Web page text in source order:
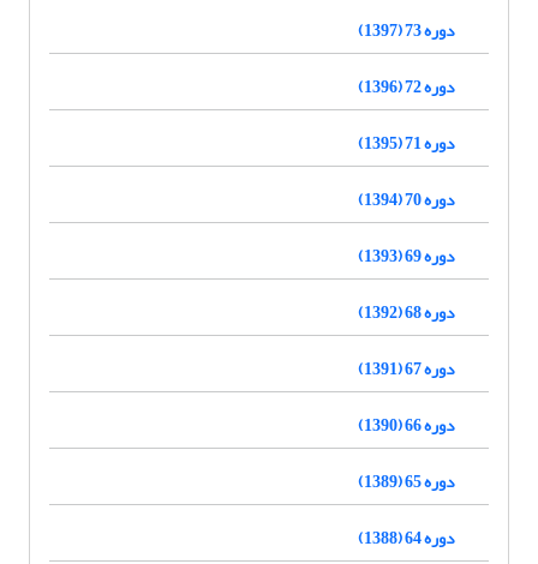
دوره 73 (1397)
دوره 72 (1396)
دوره 71 (1395)
دوره 70 (1394)
دوره 69 (1393)
دوره 68 (1392)
دوره 67 (1391)
دوره 66 (1390)
دوره 65 (1389)
دوره 64 (1388)